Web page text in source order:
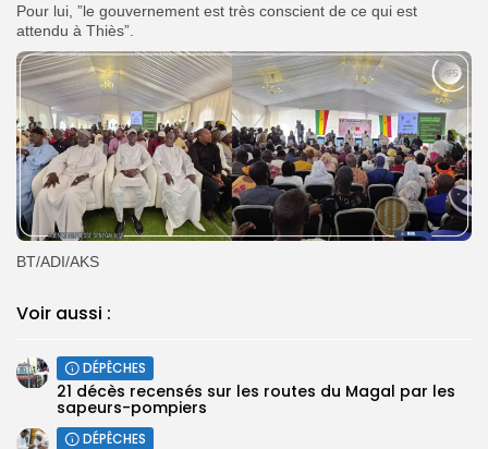
Pour lui, ”le gouvernement est très conscient de ce qui est
attendu à Thiès”.
BT/ADI/AKS
Voir aussi :
DÉPÊCHES
21 décès recensés sur les routes du Magal par les
sapeurs-pompiers
DÉPÊCHES